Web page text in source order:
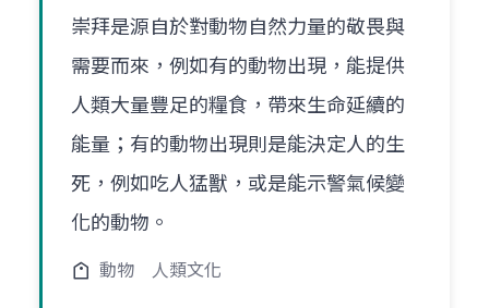
崇拜是源自於對動物自然力量的敬畏與
需要而來，例如有的動物出現，能提供
人類大量豐足的糧食，帶來生命延續的
能量；有的動物出現則是能決定人的生
死，例如吃人猛獸，或是能示警氣候變
化的動物。
動物 人類文化